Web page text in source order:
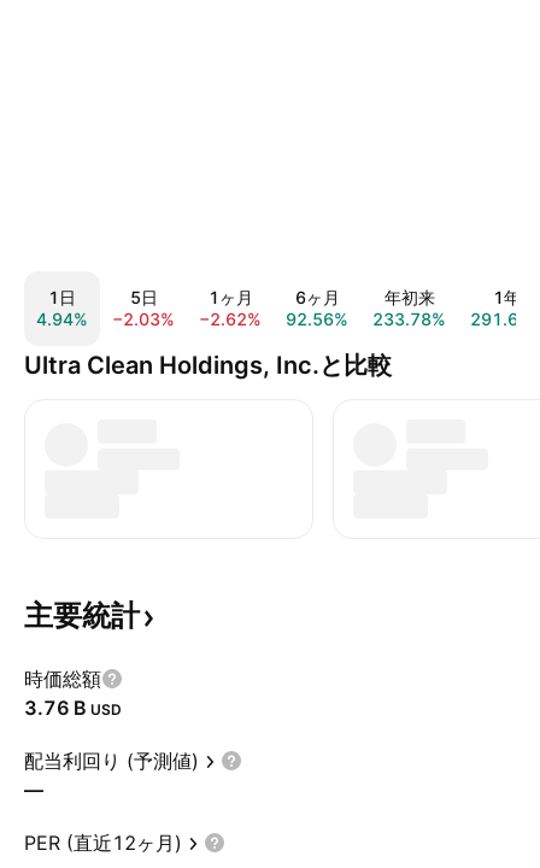
1日
4.94%
5日
−2.03%
1ヶ月
−2.62%
6ヶ月
92.56%
年初来
233.78%
1年
Ultra Clean Holdings, Inc.と比較
主要統計
時価総額
‪3.76 B‬ USD
配当利回り (予測値)
—
PER (直近12ヶ月)